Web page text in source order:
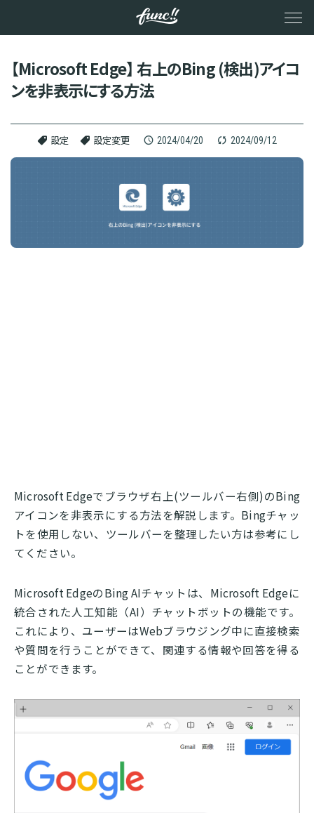
ン
【Microsoft Edge】 右上のBing (検出)アイコ
ンを非表示にする方法
設定 設定変更 2024/04/20 2024/09/12
Microsoft Edgeでブラウザ右上(ツールバー右側)のBing
アイコンを非表示にする方法を解説します。Bingチャッ
トを使用しない、ツールバーを整理したい方は参考にし
てください。
Microsoft EdgeのBing AIチャットは、Microsoft Edgeに
統合された人工知能（AI）チャットボットの機能です。
これにより、ユーザーはWebブラウジング中に直接検索
や質問を行うことができて、関連する情報や回答を得る
ことができます。